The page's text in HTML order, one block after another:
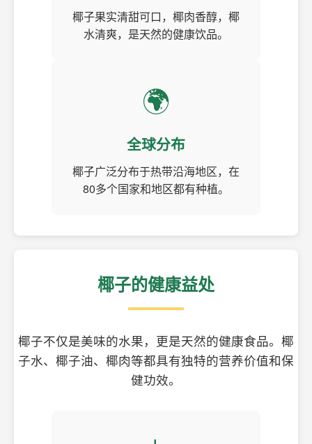
椰子果实清甜可口，椰肉香醇，椰
水清爽，是天然的健康饮品。
🌍
全球分布
椰子广泛分布于热带沿海地区，在
80多个国家和地区都有种植。
椰子的健康益处
椰子不仅是美味的水果，更是天然的健康食品。椰
子水、椰子油、椰肉等都具有独特的营养价值和保
健功效。